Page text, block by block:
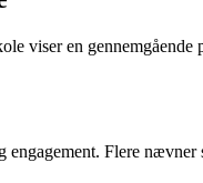
viser en
Flere